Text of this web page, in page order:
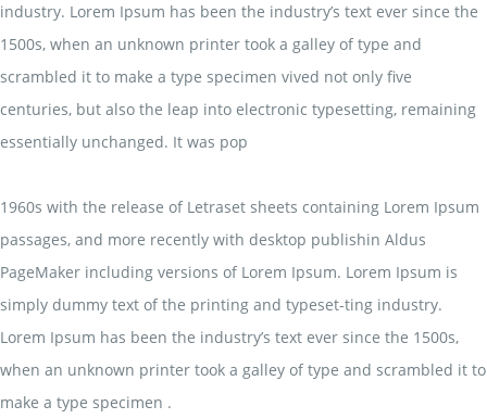
industry. Lorem Ipsum has been the industry’s text ever since the
1500s, when an unknown printer took a galley of type and
scrambled it to make a type specimen vived not only five
centuries, but also the leap into electronic typesetting, remaining
essentially unchanged. It was pop
1960s with the release of Letraset sheets containing Lorem Ipsum
passages, and more recently with desktop publishin Aldus
PageMaker including versions of Lorem Ipsum. Lorem Ipsum is
simply dummy text of the printing and typeset-ting industry.
Lorem Ipsum has been the industry’s text ever since the 1500s,
when an unknown printer took a galley of type and scrambled it to
make a type specimen .